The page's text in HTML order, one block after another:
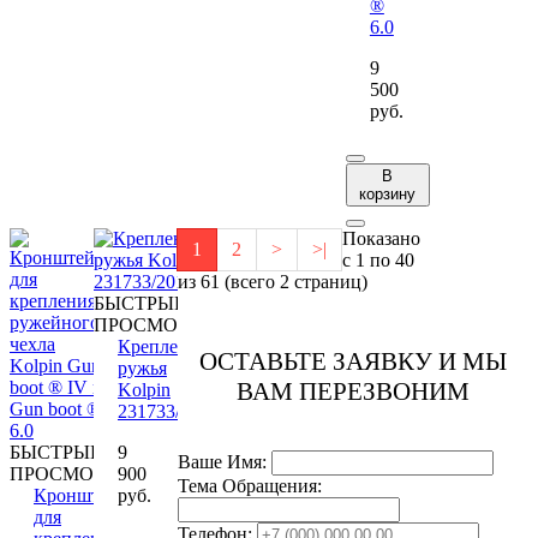
®
6.0
9
500
руб.
В
корзину
БЫСТРЫЙ
ПРОСМОТР
Кронштейн
для
БЫСТРЫЙ
ПРОСМОТР
Крепление
ружья
Kolpin
231733/20105
9
900
руб.
1 2 > >|
Показано
с 1 по 40
из 61 (всего 2 страниц)
ОСТАВЬТЕ ЗАЯВКУ И МЫ
ВАМ ПЕРЕЗВОНИМ
Ваше Имя:
Тема Обращения:
Телефон: